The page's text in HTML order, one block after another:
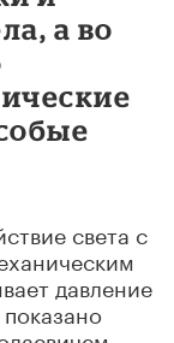
а во
света с
давление